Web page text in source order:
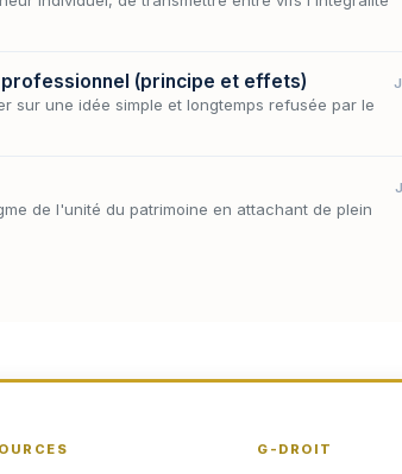
(principe et effets)
sur une idée simple et longtemps refusée par le
de l'unité du patrimoine en attachant de plein
G-DROIT